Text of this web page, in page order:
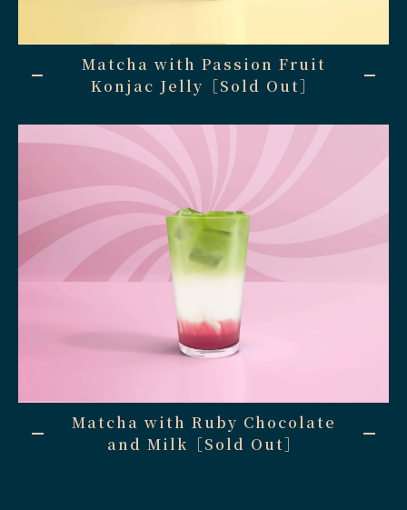
Matcha with Passion Fruit
Konjac Jelly［Sold Out］
Matcha with Ruby Chocolate
and Milk［Sold Out］